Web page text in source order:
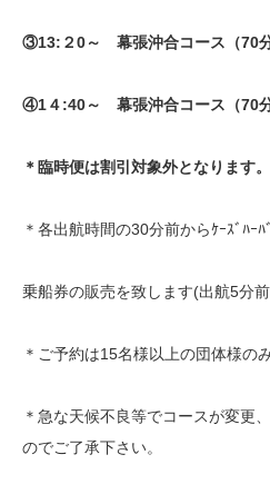
③13:２0～ 幕張沖合コース（70
④1４:40～ 幕張沖合コー
＊臨時便は割引対象外となりま
＊各出航時間の30分前からｹｰｽﾞﾊｰﾊ
乗船券の販売を致します(出航5分前
＊ご予約は15名様以上の団体様の
＊急な天候不良等でコースが変更
のでご了承下さい。